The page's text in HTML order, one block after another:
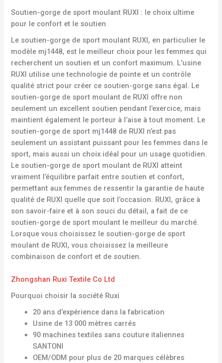
Soutien-gorge de sport moulant RUXI : le choix ultime
pour le confort et le soutien
Le soutien-gorge de sport moulant RUXI, en particulier le
modèle mj1448, est le meilleur choix pour les femmes qui
recherchent un soutien et un confort maximum. L’usine
RUXI utilise une technologie de pointe et un contrôle
qualité strict pour créer ce soutien-gorge sans égal. Le
soutien-gorge de sport moulant de RUXI offre non
seulement un excellent soutien pendant l’exercice, mais
maintient également le porteur à l’aise à tout moment. Le
soutien-gorge de sport mj1448 de RUXI n’est pas
seulement un assistant puissant pour les femmes dans le
sport, mais aussi un choix idéal pour un usage quotidien.
Le soutien-gorge de sport moulant de RUXI atteint
vraiment l’équilibre parfait entre soutien et confort,
permettant aux femmes de ressentir la garantie de haute
qualité de RUXI quelle que soit l’occasion. RUXI, grâce à
son savoir-faire et à son souci du détail, a fait de ce
soutien-gorge de sport moulant le meilleur du marché.
Lorsque vous choisissez le soutien-gorge de sport
moulant de RUXI, vous choisissez la meilleure
combinaison de confort et de soutien.
Zhongshan Ruxi Textile Co Ltd
Pourquoi choisir la société Ruxi
20 ans d’expérience dans la fabrication
Usine de 13 000 mètres carrés
90 machines textiles sans couture italiennes
SANTONI
OEM/ODM pour plus de 20 marques célèbres